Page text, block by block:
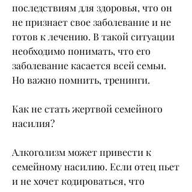
последствиям для здоровья, что он
не признает свое заболевание и не
готов к лечению. В такой ситуации
необходимо понимать, что его
заболевание касается всей семьи.
Но важно помнить, тренинги.
Как не стать жертвой семейного
насилия?
Алкоголизм может привести к
семейному насилию. Если отец пьет
и не хочет кодироваться, что